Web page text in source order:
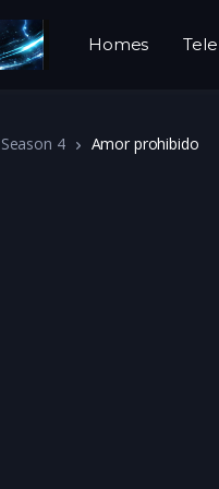
Homes
Season 4 Amor prohibido